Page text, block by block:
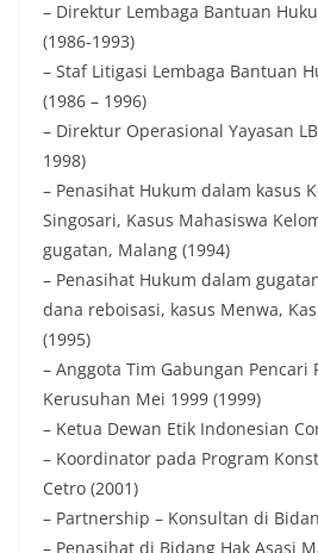
– Direktur Lembaga Bantuan
(1986-1993)
– Staf Litigasi Lembaga Bantuan
(1986 – 1996)
– Direktur Operasional Yayasan
1998)
– Penasihat Hukum dalam kasus
Singosari, Kasus Mahasiswa
gugatan, Malang (1994)
– Penasihat Hukum dalam
dana reboisasi, kasus Menwa,
(1995)
– Anggota Tim Gabungan Pencari
Kerusuhan Mei 1999 (1999)
– Ketua Dewan Etik Indonesian
– Koordinator pada Program
Cetro (2001)
– Partnership – Konsultan di
– Penasihat di Bidang Hak Asasi